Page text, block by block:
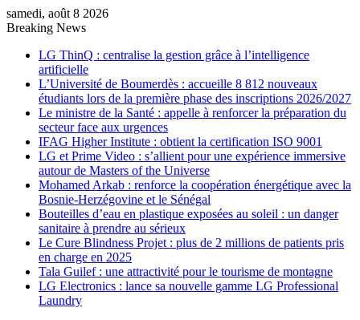
samedi, août 8 2026
Breaking News
LG ThinQ : centralise la gestion grâce à l’intelligence
artificielle
L’Université de Boumerdès : accueille 8 812 nouveaux
étudiants lors de la première phase des inscriptions 2026/2027
Le ministre de la Santé : appelle à renforcer la préparation du
secteur face aux urgences
IFAG Higher Institute : obtient la certification ISO 9001
LG et Prime Video : s’allient pour une expérience immersive
autour de Masters of the Universe
Mohamed Arkab : renforce la coopération énergétique avec la
Bosnie-Herzégovine et le Sénégal
Bouteilles d’eau en plastique exposées au soleil : un danger
sanitaire à prendre au sérieux
Le Cure Blindness Projet : plus de 2 millions de patients pris
en charge en 2025
Tala Guilef : une attractivité pour le tourisme de montagne
LG Electronics : lance sa nouvelle gamme LG Professional
Laundry